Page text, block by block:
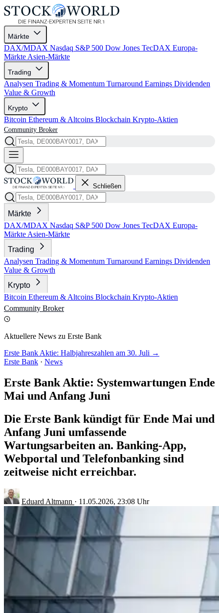
Märkte
DAX/MDAX Nasdaq S&P 500 Dow Jones TecDAX Europa-
Märkte Asien-Märkte
Trading
Analysen Trading & Momentum Turnaround Earnings Dividenden
Value & Growth
Krypto
Bitcoin Ethereum & Altcoins Blockchain Krypto-Aktien
Community Broker
Schließen
Märkte
DAX/MDAX Nasdaq S&P 500 Dow Jones TecDAX Europa-
Märkte Asien-Märkte
Trading
Analysen Trading & Momentum Turnaround Earnings Dividenden
Value & Growth
Krypto
Bitcoin Ethereum & Altcoins Blockchain Krypto-Aktien
Community Broker
Aktuellere News zu Erste Bank
Erste Bank Aktie: Halbjahreszahlen am 30. Juli →
Erste Bank · News
Erste Bank Aktie: Systemwartungen Ende
Mai und Anfang Juni
Die Erste Bank kündigt für Ende Mai und
Anfang Juni umfassende
Wartungsarbeiten an. Banking-App,
Webportal und Telefonbanking sind
zeitweise nicht erreichbar.
Eduard Altmann · 11.05.2026, 23:08 Uhr